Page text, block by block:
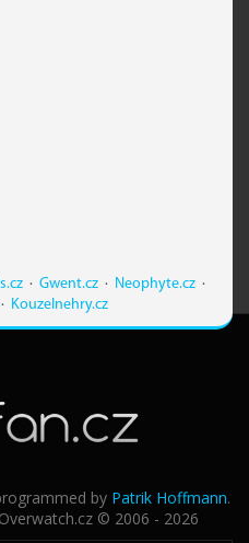
· Gwent.cz· Neophyte.cz·
· Kouzelnehry.cz
by Patrik Hoffmann.
© 2006 - 2026